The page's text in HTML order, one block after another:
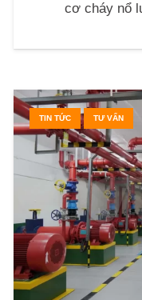
cơ cháy nổ
TIN TỨC TƯ VẤN